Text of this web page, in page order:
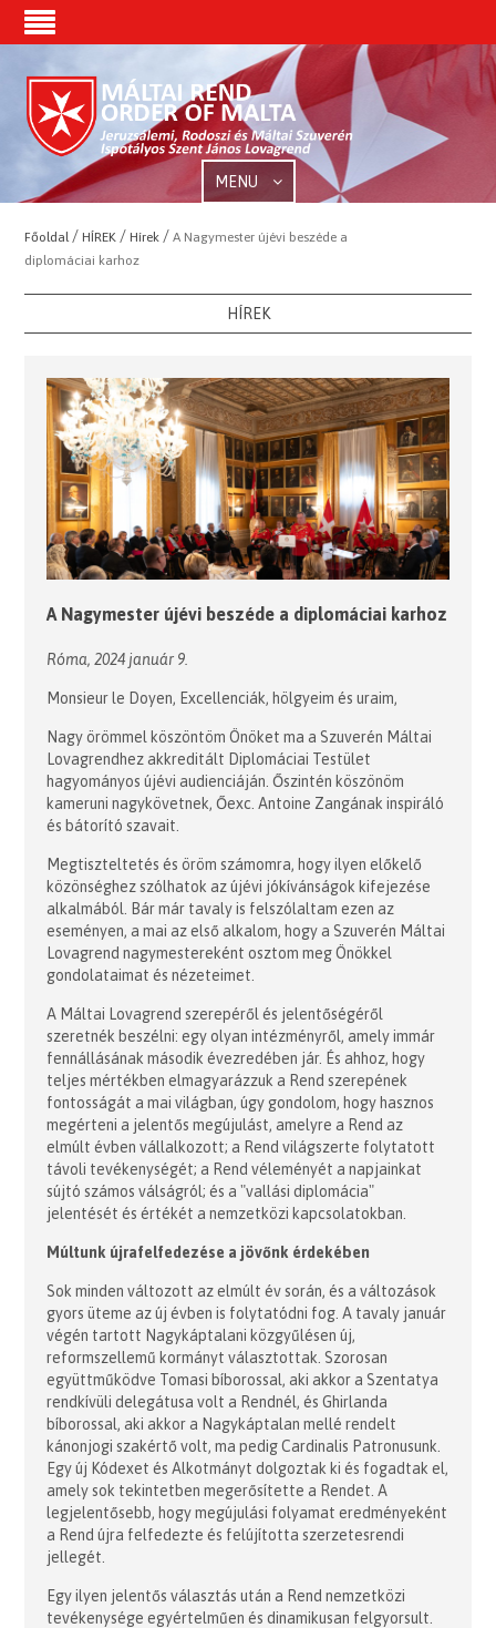
MENU
Főoldal /HÍREK /Hírek /A Nagymester újévi beszéde a
diplomáciai karhoz
HÍREK
A Nagymester újévi beszéde a diplomáciai karhoz
Róma, 2024 január 9.
Monsieur le Doyen, Excellenciák, hölgyeim és uraim,
Nagy örömmel köszöntöm Önöket ma a Szuverén Máltai
Lovagrendhez akkreditált Diplomáciai Testület
hagyományos újévi audienciáján. Őszintén köszönöm
kameruni nagykövetnek, Őexc. Antoine Zangának inspiráló
és bátorító szavait.
Megtiszteltetés és öröm számomra, hogy ilyen előkelő
közönséghez szólhatok az újévi jókívánságok kifejezése
alkalmából. Bár már tavaly is felszólaltam ezen az
eseményen, a mai az első alkalom, hogy a Szuverén Máltai
Lovagrend nagymestereként osztom meg Önökkel
gondolataimat és nézeteimet.
A Máltai Lovagrend szerepéről és jelentőségéről
szeretnék beszélni: egy olyan intézményről, amely immár
fennállásának második évezredében jár. És ahhoz, hogy
teljes mértékben elmagyarázzuk a Rend szerepének
fontosságát a mai világban, úgy gondolom, hogy hasznos
megérteni a jelentős megújulást, amelyre a Rend az
elmúlt évben vállalkozott; a Rend világszerte folytatott
távoli tevékenységét; a Rend véleményét a napjainkat
sújtó számos válságról; és a "vallási diplomácia"
jelentését és értékét a nemzetközi kapcsolatokban.
Múltunk újrafelfedezése a jövőnk érdekében
Sok minden változott az elmúlt év során, és a változások
gyors üteme az új évben is folytatódni fog. A tavaly január
végén tartott Nagykáptalani közgyűlésen új,
reformszellemű kormányt választottak. Szorosan
együttműködve Tomasi bíborossal, aki akkor a Szentatya
rendkívüli delegátusa volt a Rendnél, és Ghirlanda
bíborossal, aki akkor a Nagykáptalan mellé rendelt
kánonjogi szakértő volt, ma pedig Cardinalis Patronusunk.
Egy új Kódexet és Alkotmányt dolgoztak ki és fogadtak el,
amely sok tekintetben megerősítette a Rendet. A
legjelentősebb, hogy megújulási folyamat eredményeként
a Rend újra felfedezte és felújította szerzetesrendi
jellegét.
Egy ilyen jelentős választás után a Rend nemzetközi
tevékenysége egyértelműen és dinamikusan felgyorsult.